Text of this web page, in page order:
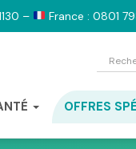
– France : 0801
OFFRES